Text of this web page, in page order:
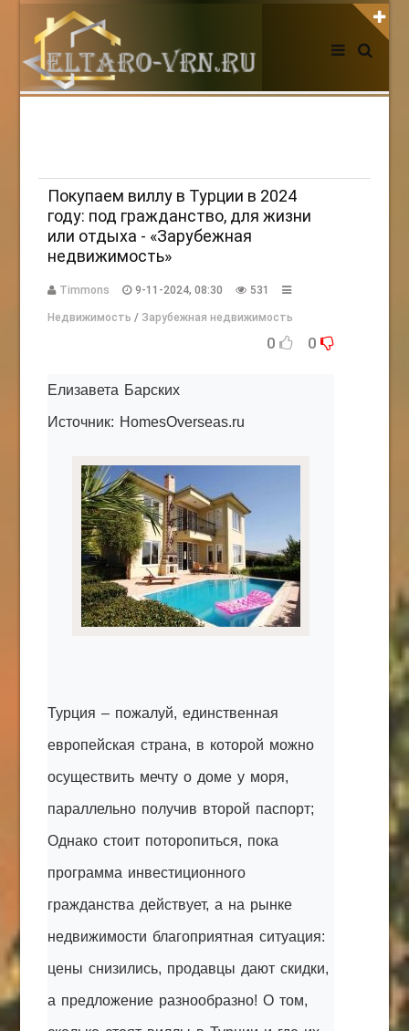
АВТОРИЗАЦИЯ НА САЙТЕ
Регистрация
НОВОСТИ СЕГОДНЯ
Edgarpo26@gmail.com
axin.ed@yandex.ru
yrikf40@gmail.com
Eltaro-Vrn.ru
@Edgarpo36
Покупаем виллу в Турции в 2024
году: под гражданство, для жизни
или отдыха - «Зарубежная
недвижимость»
Timmons 9-11-2024, 08:30 531
Недвижимость / Зарубежная недвижимость
0 0
Елизавета Барских
Источник: HomesOverseas.ru
Турция – пожалуй, единственная
европейская страна, в которой можно
осуществить мечту о доме у моря,
параллельно получив второй паспорт;
Однако стоит поторопиться, пока
программа инвестиционного
гражданства действует, а на рынке
недвижимости благоприятная ситуация:
цены снизились, продавцы дают скидки,
а предложение разнообразно! О том,